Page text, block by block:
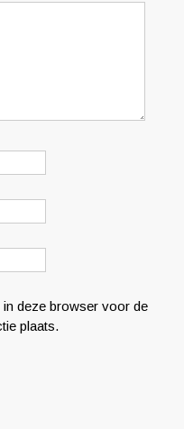
deze browser voor de
plaats.